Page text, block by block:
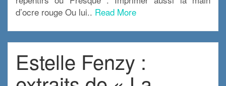
d’ocre rouge Ou lui.. Read More
Estelle Fenzy :